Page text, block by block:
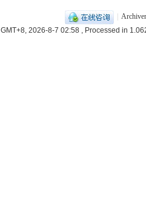
Archiver
GMT+8, 2026-8-7 02:58 , Processed in